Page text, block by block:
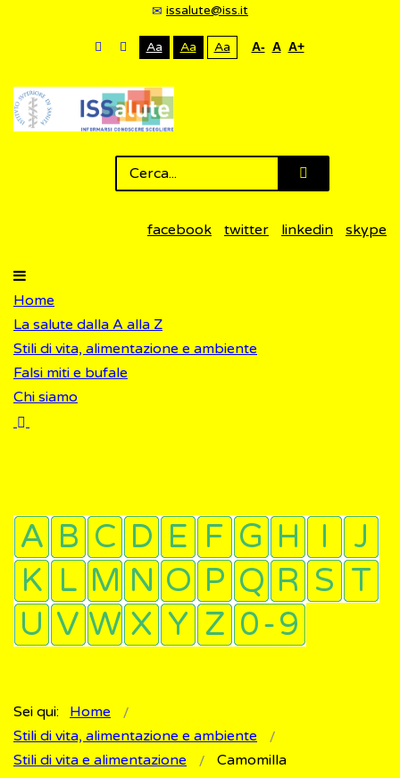
issalute@iss.it
Aa Aa Aa A- A A+
facebook twitter linkedin skype
Home
La salute dalla A alla Z
Stili di vita, alimentazione e ambiente
Falsi miti e bufale
Chi siamo
Sei qui:
Home
Stili di vita, alimentazione e ambiente
Stili di vita e alimentazione
Camomilla